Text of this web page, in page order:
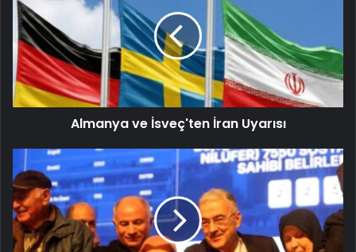
Almanya ve İsveç'ten İran Uyarısı